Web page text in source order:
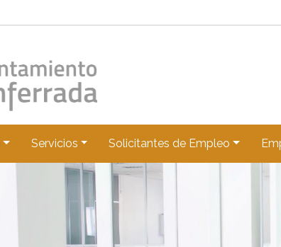
Servicios Solicitantes de Empleo